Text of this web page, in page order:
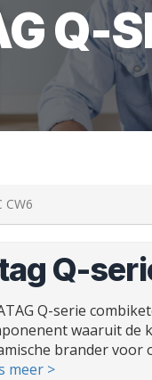
Q-
CW6
Q-
Q-serie
waaruit de
brander voor
meer >